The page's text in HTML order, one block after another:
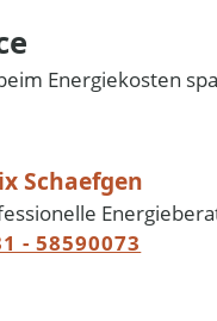
Energiekosten
Schaefgen
- 58590073